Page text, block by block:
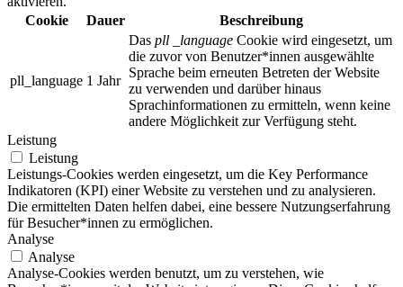
Cookie
Dauer Beschreibung
pll_language 1 Jahr
Das pll _language Cookie wird eingesetzt, um
die zuvor von Benutzer*innen ausgewählte
Sprache beim erneuten Betreten der Website
zu verwenden und darüber hinaus
Sprachinformationen zu ermitteln, wenn keine
andere Möglichkeit zur Verfügung steht.
Leistung
Leistung
Leistungs-Cookies werden eingesetzt, um die Key Performance
Indikatoren (KPI) einer Website zu verstehen und zu analysieren.
Die ermittelten Daten helfen dabei, eine bessere Nutzungserfahrung
für Besucher*innen zu ermöglichen.
Analyse
Analyse
Analyse-Cookies werden benutzt, um zu verstehen, wie